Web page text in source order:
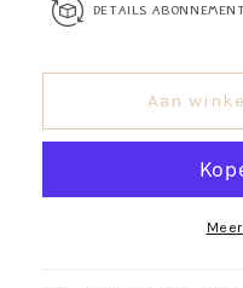
Details
Aan